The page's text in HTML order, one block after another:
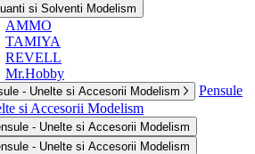
si Solventi Modelism
AMMO
TAMIYA
REVELL
Mr.Hobby
- Unelte si Accesorii Modelism
Pensule
si Accesorii Modelism
- Unelte si Accesorii Modelism
- Unelte si Accesorii Modelism